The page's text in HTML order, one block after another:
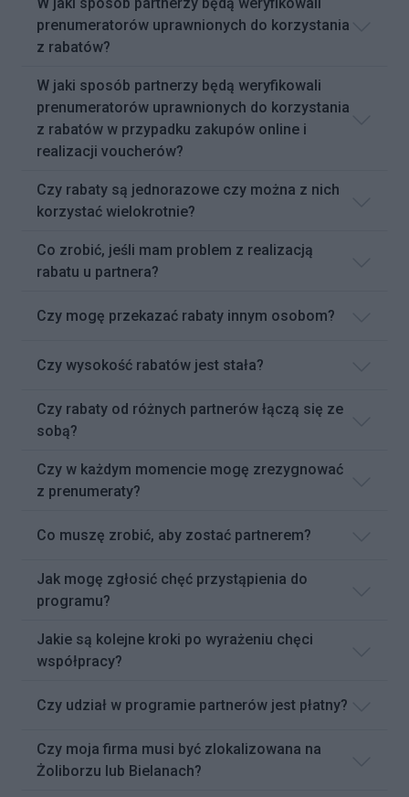
prenumeratorów uprawnionych do korzystania
z rabatów?
W jaki sposób partnerzy będą weryfikowali
prenumeratorów uprawnionych do korzystania
z rabatów w przypadku zakupów online i
realizacji voucherów?
Czy rabaty są jednorazowe czy można z nich
korzystać wielokrotnie?
Co zrobić, jeśli mam problem z realizacją
rabatu u partnera?
Czy mogę przekazać rabaty innym osobom?
Czy wysokość rabatów jest stała?
Czy rabaty od różnych partnerów łączą się ze
sobą?
Czy w każdym momencie mogę zrezygnować
z prenumeraty?
Co muszę zrobić, aby zostać partnerem?
Jak mogę zgłosić chęć przystąpienia do
programu?
Jakie są kolejne kroki po wyrażeniu chęci
współpracy?
Czy udział w programie partnerów jest płatny?
Czy moja firma musi być zlokalizowana na
Żoliborzu lub Bielanach?